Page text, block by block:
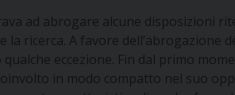
ad abrogare alcune
ricerca. A favore
qualche eccezione. Fin dal primo
in modo compatto nel suo